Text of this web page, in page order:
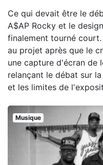
Ce qui devait être le
A$AP Rocky et le
finalement tourné
au projet après que le
une capture d'écran de
relançant le débat sur
et les limites de
Musique